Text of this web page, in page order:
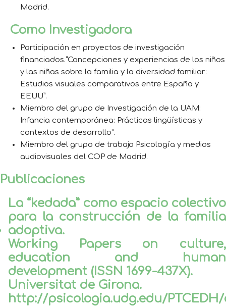
Madrid.
Como Investigadora
Participación en proyectos de investigación
financiados.“Concepciones y experiencias de los niños
y las niñas sobre la familia y la diversidad familiar:
Estudios visuales comparativos entre España y
EEUU”.
Miembro del grupo de Investigación de la UAM:
Infancia contemporánea: Prácticas lingüísticas y
contextos de desarrollo”.
Miembro del grupo de trabajo Psicología y medios
audiovisuales del COP de Madrid.
Publicaciones
La “kedada” como espacio colectivo
para la construcción de la familia
adoptiva.
Working Papers on culture,
education and human
development (ISSN 1699-437X).
Universitat de Girona.
http://psicologia.udg.edu/